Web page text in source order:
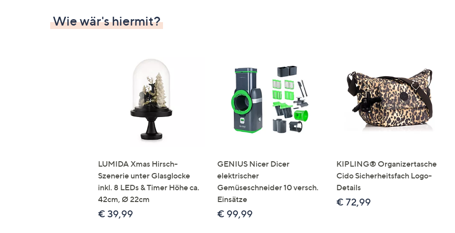
Wie wär's hiermit?
LUMIDA Xmas Hirsch-
Szenerie unter Glasglocke
inkl. 8 LEDs & Timer Höhe ca.
42cm, Ø 22cm
€ 39,99
GENIUS Nicer Dicer
elektrischer
Gemüseschneider 10 versch.
Einsätze
€ 99,99
KIPLING® Organizertasche
Cido Sicherheitsfach Logo-
Details
€ 72,99